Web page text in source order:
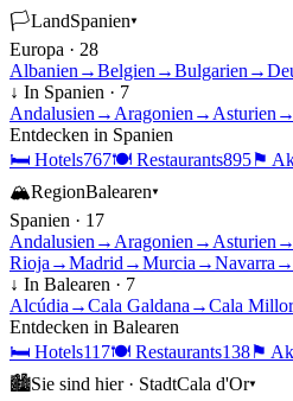
🏳LandSpanien▾
Europa · 28
Albanien →Belgien →Bulgarien →
↓ In Spanien · 7
Andalusien → Aragonien → Asturien →
Entdecken in Spanien
🛏 Hotels767🍽 Restaurants895⚑
🏔RegionBalearen▾
Spanien · 17
Andalusien → Aragonien → Asturien →
Rioja →Madrid →Murcia →Navarra →
↓ In Balearen · 7
Alcúdia →Cala Galdana →Cala Millor
Entdecken in Balearen
🛏 Hotels117🍽 Restaurants138⚑
🏙Sie sind hier · StadtCala d'Or▾